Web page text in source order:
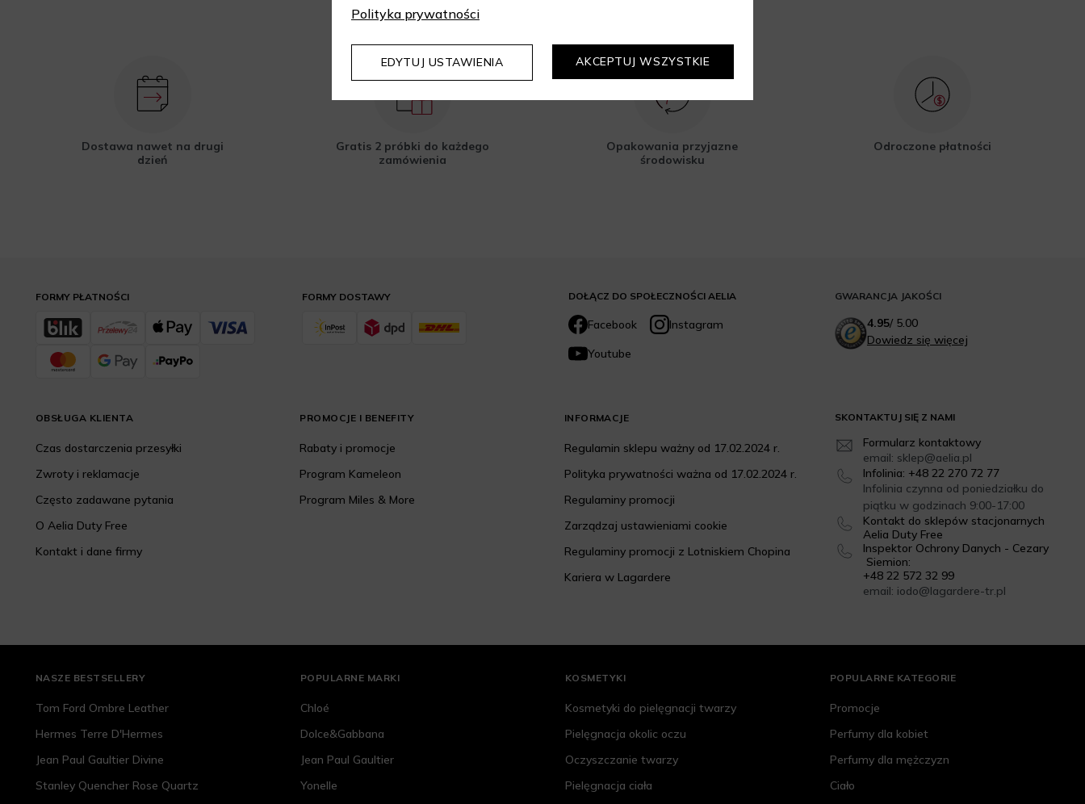
Dostawa nawet na drugi
dzień
Gratis 2 próbki do każdego
zamówienia
Opakowania przyjazne
środowisku
Odroczone płatności
DOŁĄCZ DO SPOŁECZNOŚCI AELIA
Facebook
Instagram
Youtube
SKONTAKTUJ SIĘ Z NAMI
Formularz kontaktowy
email: sklep@aelia.pl
Infolinia: +48 22 270 72 77
Infolinia czynna od poniedziałku do
piątku w godzinach 9:00-17:00
Kontakt do sklepów stacjonarnych
Aelia Duty Free
Inspektor Ochrony Danych - Cezary
Siemion:
+48 22 572 32 99
email: iodo@lagardere-tr.pl
FORMY DOSTAWY
FORMY PŁATNOŚCI
OBSŁUGA KLIENTA
Czas dostarczenia przesyłki
Zwroty i reklamacje
Często zadawane pytania
O Aelia Duty Free
Kontakt i dane firmy
PROMOCJE I BENEFITY
Rabaty i promocje
Program Kameleon
Program Miles & More
INFORMACJE
Regulamin sklepu ważny od 17.02.2024 r.
Polityka prywatności ważna od 17.02.2024 r.
Regulaminy promocji
Zarządzaj ustawieniami cookie
Regulaminy promocji z Lotniskiem Chopina
Kariera w Lagardere
GWARANCJA JAKOŚCI
4.95/5.00
Dowiedz się więcej
NASZE BESTSELLERY
Tom Ford Ombre Leather
Hermes Terre D'Hermes
Jean Paul Gaultier Divine
Stanley Quencher Rose Quartz
POPULARNE MARKI
Chloé
Dolce&Gabbana
Jean Paul Gaultier
Yonelle
KOSMETYKI
Kosmetyki do pielęgnacji twarzy
Pielęgnacja okolic oczu
Oczyszczanie twarzy
Pielęgnacja ciała
POPULARNE KATEGORIE
Promocje
Perfumy dla kobiet
Perfumy dla mężczyzn
Ciało
Polityka prywatności
EDYTUJ USTAWIENIA AKCEPTUJ WSZYSTKIE